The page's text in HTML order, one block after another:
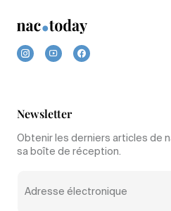
Newsletter
Obtenir les derniers articles de
sa boîte de réception.